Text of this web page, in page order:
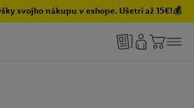
svojho nákupu v eshope. Ušetri až 15€!💰